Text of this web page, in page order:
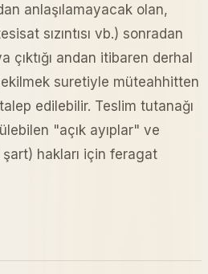
anlaşılamayacak olan,
sızıntısı vb.) sonradan
çıktığı andan itibaren derhal
suretiyle müteahhitten
edilebilir. Teslim tutanağı
"açık ayıplar" ve
hakları için feragat